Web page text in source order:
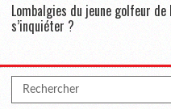
Lombalgies du jeune golfeur
s’inquiéter ?